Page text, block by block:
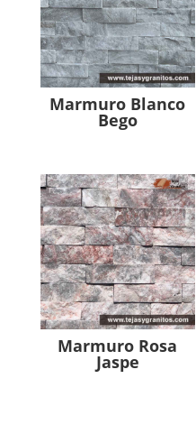
Marmuro Blanco
Bego
Marmuro Rosa
Jaspe